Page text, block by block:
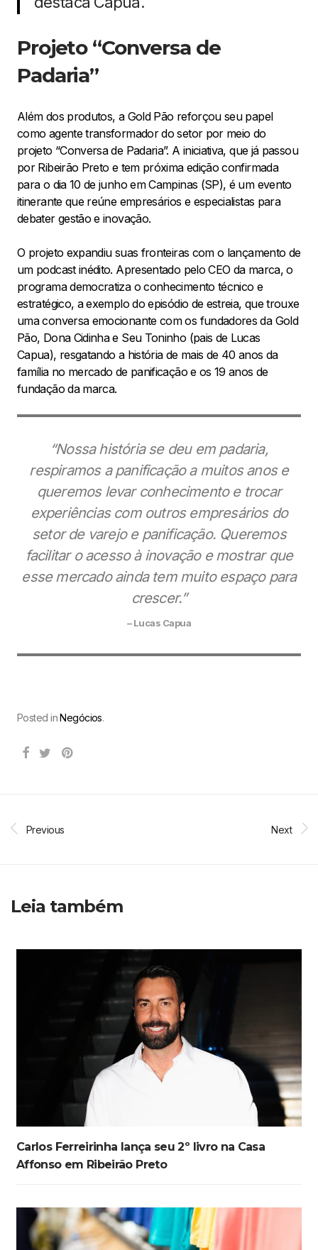
Projeto “Conversa de
Padaria”
Além dos produtos, a Gold Pão reforçou seu papel
como agente transformador do setor por meio do
projeto “Conversa de Padaria”. A iniciativa, que já passou
por Ribeirão Preto e tem próxima edição confirmada
para o dia 10 de junho em Campinas (SP), é um evento
itinerante que reúne empresários e especialistas para
debater gestão e inovação.
O projeto expandiu suas fronteiras com o lançamento de
um podcast inédito. Apresentado pelo CEO da marca, o
programa democratiza o conhecimento técnico e
estratégico, a exemplo do episódio de estreia, que trouxe
uma conversa emocionante com os fundadores da Gold
Pão, Dona Cidinha e Seu Toninho (pais de Lucas
Capua), resgatando a história de mais de 40 anos da
família no mercado de panificação e os 19 anos de
fundação da marca.
“Nossa história se deu em padaria,
respiramos a panificação a muitos anos e
queremos levar conhecimento e trocar
experiências com outros empresários do
setor de varejo e panificação. Queremos
facilitar o acesso à inovação e mostrar que
esse mercado ainda tem muito espaço para
crescer.”
– Lucas Capua
Posted inNegócios.
Previous Next
Leia também
Carlos Ferreirinha lança seu 2º livro na Casa
Affonso em Ribeirão Preto